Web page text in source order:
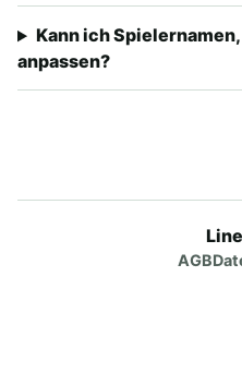
Kann ich
anpassen?
AGB